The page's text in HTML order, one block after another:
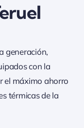
generación,
con la
el máximo ahorro
térmicas de la